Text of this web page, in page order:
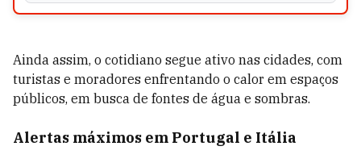
Ainda assim, o cotidiano segue ativo nas cidades, com
turistas e moradores enfrentando o calor em espaços
públicos, em busca de fontes de água e sombras.
Alertas máximos em Portugal e Itália